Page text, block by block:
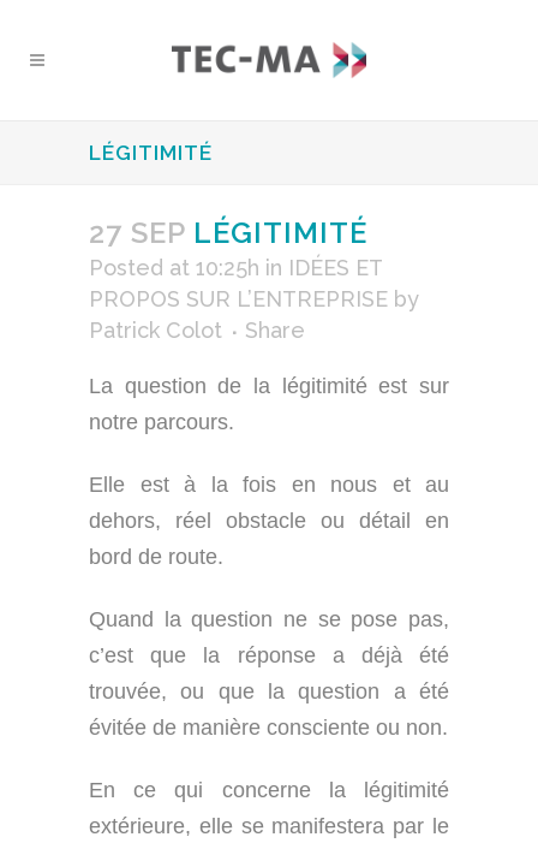
LÉGITIMITÉ
27 SEP LÉGITIMITÉ
Posted at 10:25h in IDÉES ET
PROPOS SUR L’ENTREPRISE by
Patrick Colot
Share
La question de la légitimité est sur
notre parcours.
Elle est à la fois en nous et au
dehors, réel obstacle ou détail en
bord de route.
Quand la question ne se pose pas,
c’est que la réponse a déjà été
trouvée, ou que la question a été
évitée de manière consciente ou non.
En ce qui concerne la légitimité
extérieure, elle se manifestera par le